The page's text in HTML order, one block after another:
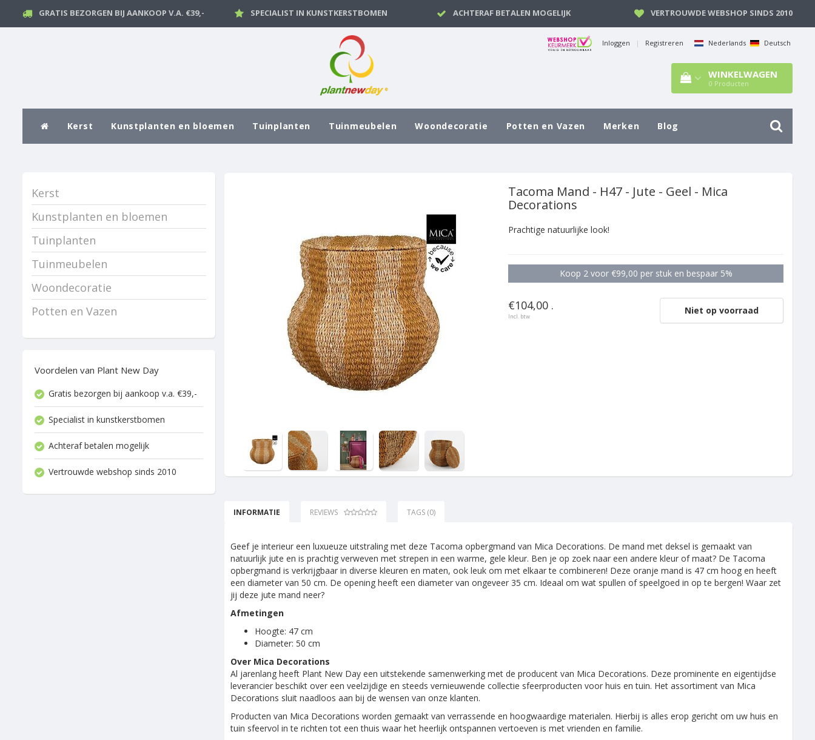
GRATIS BEZORGEN BIJ AANKOOP V.A. €39,- SPECIALIST IN KUNSTKERSTBOMEN ACHTERAF BETALEN MOGELIJK VERTROUWDE WEBSHOP SINDS 2010
Inloggen | Registreren Nederlands Deutsch
WINKELWAGEN
0 Producten
Kerst Kunstplanten en bloemen Tuinplanten Tuinmeubelen Woondecoratie Potten en Vazen Merken Blog
Kerst
Kunstplanten en bloemen
Tuinplanten
Tuinmeubelen
Woondecoratie
Potten en Vazen
Voordelen van Plant New Day
Gratis bezorgen bij aankoop v.a. €39,-
Specialist in kunstkerstbomen
Achteraf betalen mogelijk
Vertrouwde webshop sinds 2010
Tacoma Mand - H47 - Jute - Geel - Mica
Decorations
Prachtige natuurlijke look!
Koop 2 voor €99,00 per stuk en bespaar 5%
€104,00 .
Incl. btw
Niet op voorraad
INFORMATIE REVIEWS TAGS (0)
Geef je interieur een luxueuze uitstraling met deze Tacoma opbergmand van Mica Decorations. De mand met deksel is gemaakt van
natuurlijk jute en is prachtig verweven met strepen in een warme, gele kleur. Ben je op zoek naar een andere kleur of maat? De Tacoma
opbergmand is verkrijgbaar in diverse kleuren en maten, ook leuk om met elkaar te combineren! Deze oranje mand is 47 cm hoog en heeft
een diameter van 50 cm. De opening heeft een diameter van ongeveer 35 cm. Ideaal om wat spullen of speelgoed in op te bergen! Waar zet
jij deze jute mand neer?
Afmetingen
Hoogte: 47 cm
Diameter: 50 cm
Over Mica Decorations
Al jarenlang heeft Plant New Day een uitstekende samenwerking met de producent van Mica Decorations. Deze prominente en eigentijdse
leverancier beschikt over een veelzijdige en steeds vernieuwende collectie sfeerproducten voor huis en tuin. Het assortiment van Mica
Decorations sluit naadloos aan bij de wensen van onze klanten.
Producten van Mica Decorations worden gemaakt van verrassende en hoogwaardige materialen. Hierbij is alles erop gericht om uw huis en
tuin sfeervol in te richten tot een thuis waar het heerlijk ontspannen vertoeven is met vrienden en familie.